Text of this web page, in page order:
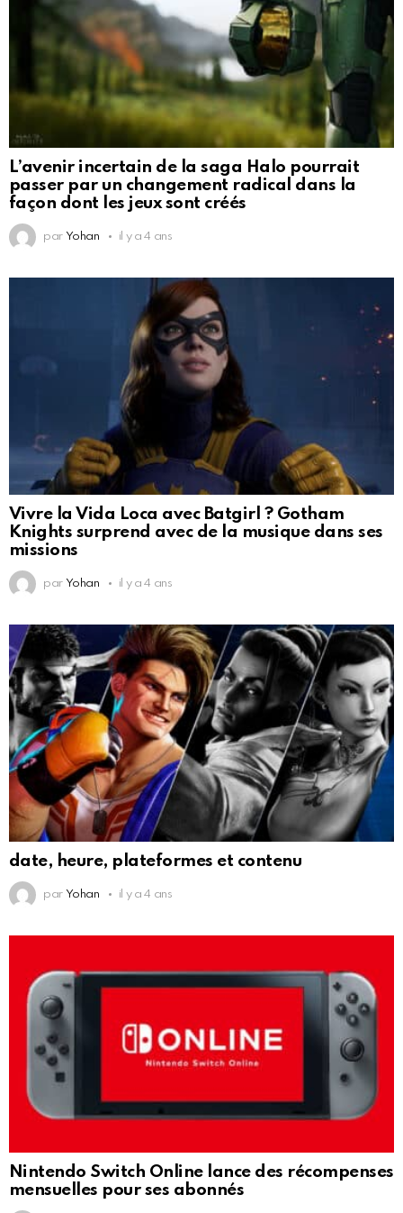
L’avenir incertain de la saga Halo pourrait
passer par un changement radical dans la
façon dont les jeux sont créés
par Yohan il y a 4 ans
Vivre la Vida Loca avec Batgirl ? Gotham
Knights surprend avec de la musique dans ses
missions
par Yohan il y a 4 ans
date, heure, plateformes et contenu
par Yohan il y a 4 ans
Nintendo Switch Online lance des récompenses
mensuelles pour ses abonnés